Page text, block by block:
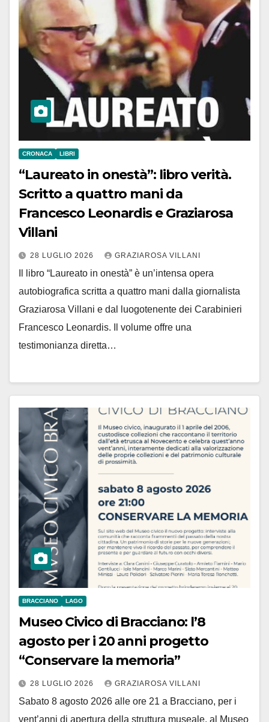
CRONACA LIBRI
“Laureato in onestà”: libro verità.
Scritto a quattro mani da
Francesco Leonardis e Graziarosa
Villani
28 LUGLIO 2026 GRAZIAROSA VILLANI
Il libro “Laureato in onestà” è un’intensa opera
autobiografica scritta a quattro mani dalla giornalista
Graziarosa Villani e dal luogotenente dei Carabinieri
Francesco Leonardis. Il volume offre una
testimonianza diretta…
BRACCIANO LAGO
Museo Civico di Bracciano: l’8
agosto per i 20 anni progetto
“Conservare la memoria”
28 LUGLIO 2026 GRAZIAROSA VILLANI
Sabato 8 agosto 2026 alle ore 21 a Bracciano, per i
vent’anni di apertura della struttura museale, al Museo